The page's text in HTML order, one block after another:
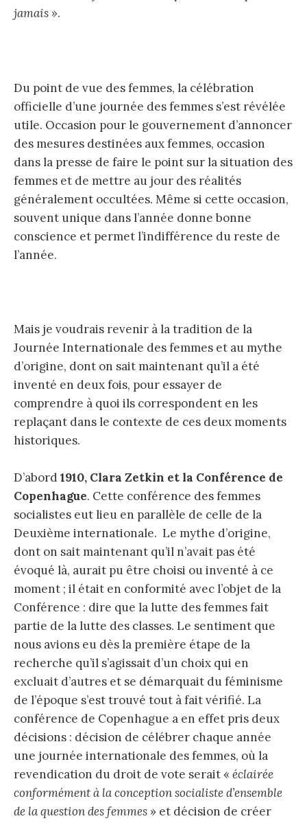
jamais ».
Du point de vue des femmes, la célébration
officielle d’une journée des femmes s’est révélée
utile. Occasion pour le gouvernement d’annoncer
des mesures destinées aux femmes, occasion
dans la presse de faire le point sur la situation des
femmes et de mettre au jour des réalités
généralement occultées. Même si cette occasion,
souvent unique dans l’année donne bonne
conscience et permet l’indifférence du reste de
l’année.
Mais je voudrais revenir à la tradition de la
Journée Internationale des femmes et au mythe
d’origine, dont on sait maintenant qu’il a été
inventé en deux fois, pour essayer de
comprendre à quoi ils correspondent en les
replaçant dans le contexte de ces deux moments
historiques.
D’abord1910, Clara Zetkin et la Conférence de
Copenhague. Cette conférence des femmes
socialistes eut lieu en parallèle de celle de la
Deuxième internationale. Le mythe d’origine,
dont on sait maintenant qu’il n’avait pas été
évoqué là, aurait pu être choisi ou inventé à ce
moment ; il était en conformité avec l’objet de la
Conférence : dire que la lutte des femmes fait
partie de la lutte des classes. Le sentiment que
nous avions eu dès la première étape de la
recherche qu’il s’agissait d’un choix qui en
excluait d’autres et se démarquait du féminisme
de l’époque s’est trouvé tout à fait vérifié. La
conférence de Copenhague a en effet pris deux
décisions : décision de célébrer chaque année
une journée internationale des femmes, où la
revendication du droit de vote serait « éclairée
conformément à la conception socialiste d’ensemble
de la question des femmes » et décision de créer